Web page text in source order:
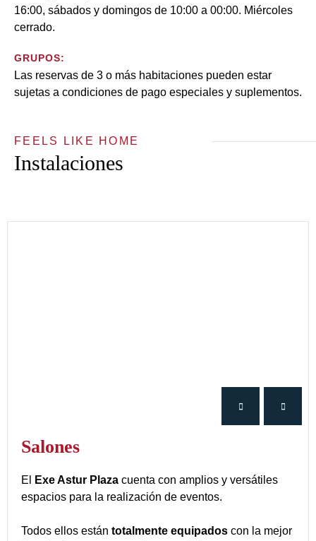
16:00, sábados y domingos de 10:00 a 00:00. Miércoles
cerrado.
GRUPOS:
Las reservas de 3 o más habitaciones pueden estar
sujetas a condiciones de pago especiales y suplementos.
FEELS LIKE HOME
Instalaciones
Salones
El Exe Astur Plaza cuenta con amplios y versátiles
espacios para la realización de eventos.
Todos ellos están totalmente equipados con la mejor